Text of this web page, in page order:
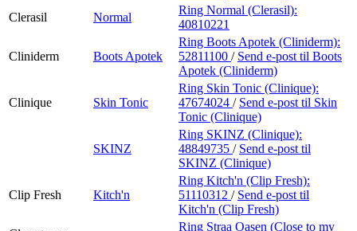
Clerasil
Normal
Ring Normal (Clerasil):
40810221
Cliniderm Boots Apotek
Ring Boots Apotek (Cliniderm):
52811100 / Send e-post til Boots
Apotek (Cliniderm)
Clinique Skin Tonic
Ring Skin Tonic (Clinique):
47674024 / Send e-post til Skin
Tonic (Clinique)
SKINZ
Ring SKINZ (Clinique):
48849735 / Send e-post til
SKINZ (Clinique)
Clip Fresh Kitch'n
Ring Kitch'n (Clip Fresh):
51110312 / Send e-post til
Kitch'n (Clip Fresh)
Ring Straa Oasen (Close to my